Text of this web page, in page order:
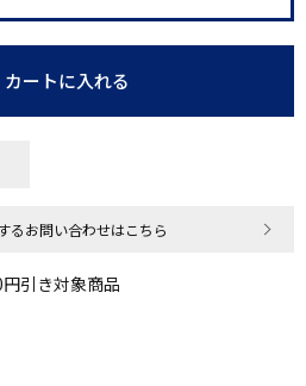
カートに入れる
るお問い合わせはこちら
引き対象商品